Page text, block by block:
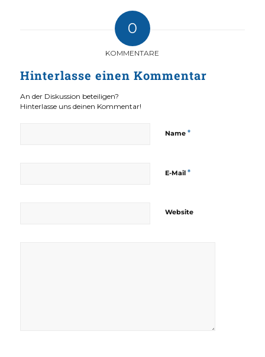
0
KOMMENTARE
Hinterlasse einen Kommentar
An der Diskussion beteiligen?
Hinterlasse uns deinen Kommentar!
Name *
E-Mail *
Website